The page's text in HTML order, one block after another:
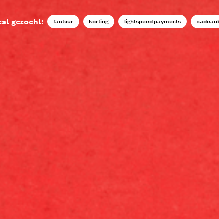
gezocht: factuur korting lightspeed payments